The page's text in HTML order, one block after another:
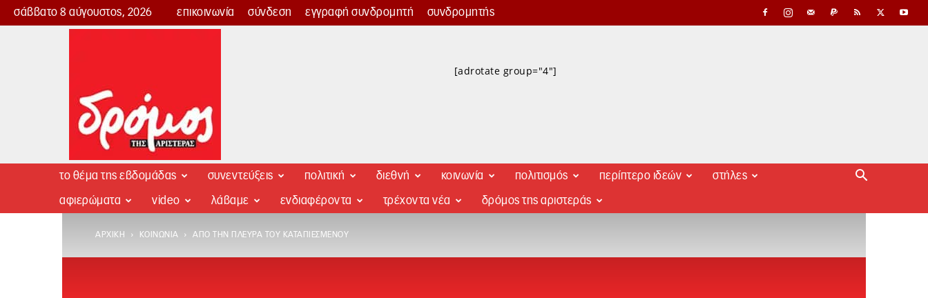
σάββατο 8 αύγουστος, 2026 επικοινωνία σύνδεση εγγραφή συνδρομητή συνδρομητής
Δρόμος
[adrotate group="4"]
το θέμα της εβδομάδας συνεντεύξεις πολιτική διεθνή κοινωνία πολιτισμός περίπτερο ιδεών στήλες
αφιερώματα video λάβαμε ενδιαφέροντα τρέχοντα νέα δρόμος της αριστεράς
ΑΡΧΙΚΉ ΚΟΙΝΩΝΊΑ ΑΠΌ ΤΗΝ ΠΛΕΥΡΆ ΤΟΥ ΚΑΤΑΠΙΕΣΜΈΝΟΥ